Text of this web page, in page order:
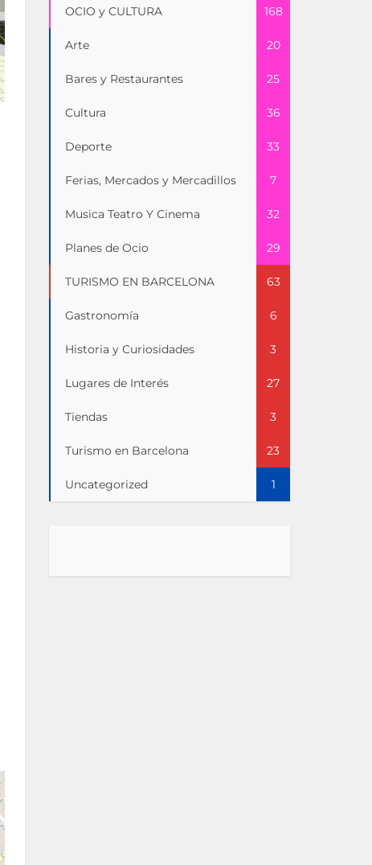
OCIO y CULTURA 168
Arte 20
Bares y Restaurantes 25
Cultura 36
Deporte 33
Ferias, Mercados y Mercadillos 7
Musica Teatro Y Cinema 32
Planes de Ocio 29
TURISMO EN BARCELONA 63
Gastronomía 6
Historia y Curiosidades 3
Lugares de Interés 27
Tiendas 3
Turismo en Barcelona 23
Uncategorized 1